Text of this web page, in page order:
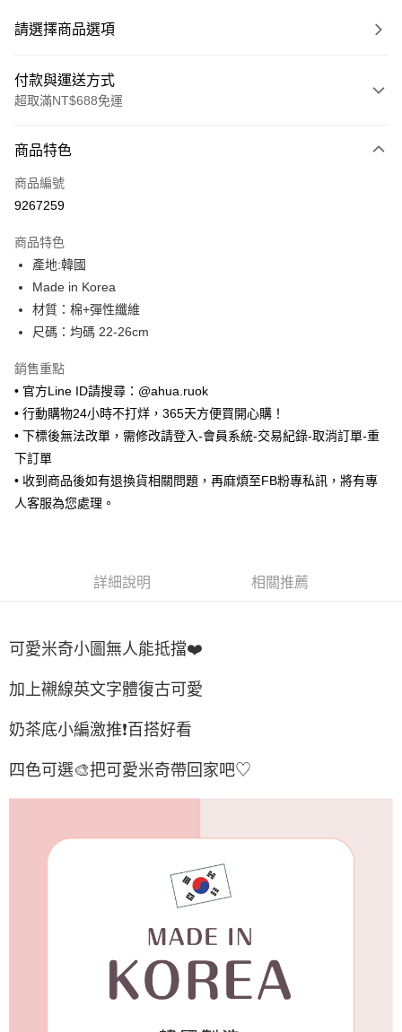
請選擇商品選項
付款與運送方式
超取滿NT$688免運
信用卡一次付款
超商取貨付款
Apple Pay
街口支付
悠遊付
ATM付款
全家取貨付款
每筆NT$65，滿NT$688(含以上)免運費
付款後全家取貨
每筆NT$65，滿NT$688(含以上)免運費
每筆NT$80，滿NT$1,000(含以上)免運費
宅配(外島)
其他海外郵寄
商品特色
商品編號
9267259
商品特色
產地:韓國
Made in Korea
材質：棉+彈性纖維
尺碼：均碼 22-26cm
銷售重點
• 官方Line ID請搜尋：@ahua.ruok
• 行動購物24小時不打烊，365天方便買開心購！
• 下標後無法改單，需修改請登入-會員系統-交易紀錄-取消訂單-重
下訂單
• 收到商品後如有退換貨相關問題，再麻煩至FB粉專私訊，將有專
人客服為您處理。
詳細說明 相關推薦
可愛米奇小圖無人能抵擋❤️
加上襯線英文字體復古可愛
奶茶底小編激推❗️百搭好看
四色可選🎨把可愛米奇帶回家吧♡